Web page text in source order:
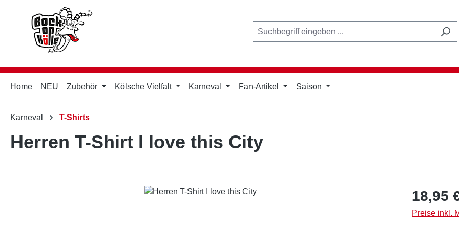
Hauptinhalt springen
Zur Suche springen
Zur Hauptnavigation springen
Home NEU Zubehör Kölsche Vielfalt Karneval Fan-Artikel Saison
Karneval T-Shirts
Herren T-Shirt I love this City
Regulärer
18,95
Preise inkl.